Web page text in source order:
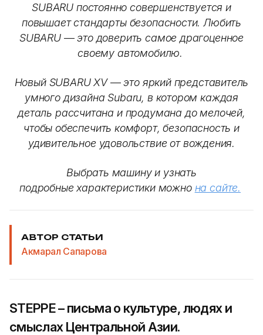
SUBARU постоянно совершенствуется и
повышает стандарты безопасности. Любить
SUBARU —это доверить самое драгоценное
своему автомобилю.
Новый SUBARU XV—это яркий представитель
умного дизайна Subaru, в котором каждая
деталь рассчитана и продумана до мелочей,
чтобы обеспечить комфорт, безопасность и
удивительное удовольствие от вождения.
Выбрать машину и узнать
подробные характеристики можно на сайте.
АВТОР СТАТЬИ
Акмарал Сапарова
STEPPE – письма о культуре, людях и
смыслах Центральной Азии.